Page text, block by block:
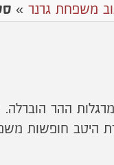
משפחת גרנר »
ההר
היטב חופשות